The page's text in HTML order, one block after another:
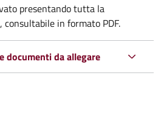
presentando tutta la
in formato PDF.
documenti da allegare